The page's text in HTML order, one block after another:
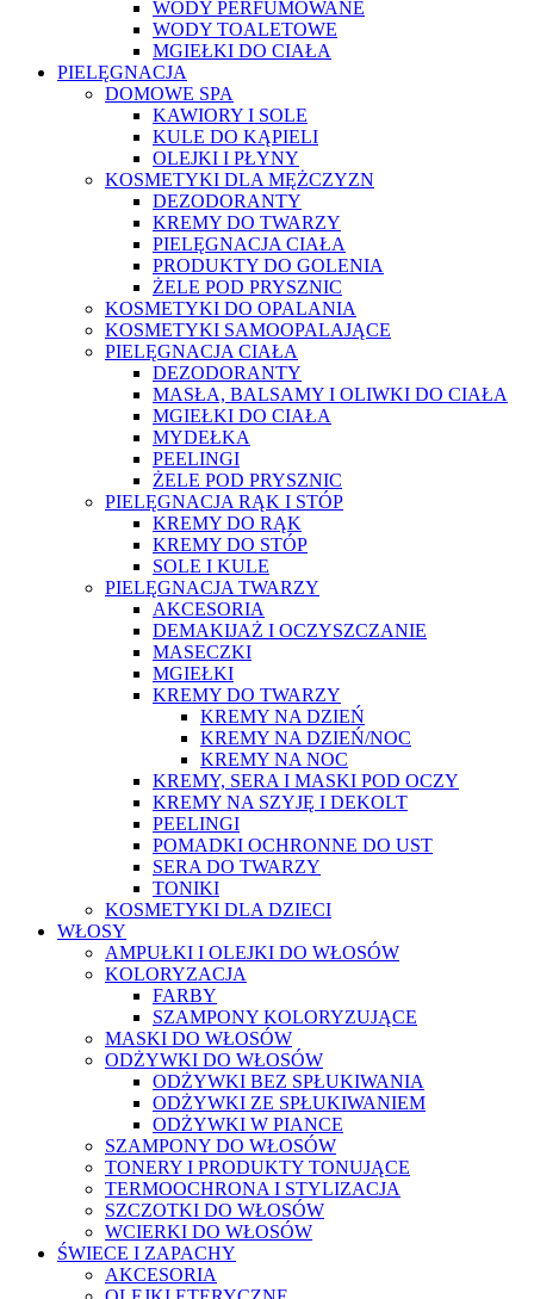
WODY PERFUMOWANE
WODY TOALETOWE
MGIEŁKI DO CIAŁA
PIELĘGNACJA
DOMOWE SPA
KAWIORY I SOLE
KULE DO KĄPIELI
OLEJKI I PŁYNY
KOSMETYKI DLA MĘŻCZYZN
DEZODORANTY
KREMY DO TWARZY
PIELĘGNACJA CIAŁA
PRODUKTY DO GOLENIA
ŻELE POD PRYSZNIC
KOSMETYKI DO OPALANIA
KOSMETYKI SAMOOPALAJĄCE
PIELĘGNACJA CIAŁA
DEZODORANTY
MASŁA, BALSAMY I OLIWKI DO CIAŁA
MGIEŁKI DO CIAŁA
MYDEŁKA
PEELINGI
ŻELE POD PRYSZNIC
PIELĘGNACJA RĄK I STÓP
KREMY DO RĄK
KREMY DO STÓP
SOLE I KULE
PIELĘGNACJA TWARZY
AKCESORIA
DEMAKIJAŻ I OCZYSZCZANIE
MASECZKI
MGIEŁKI
KREMY DO TWARZY
KREMY NA DZIEŃ
KREMY NA DZIEŃ/NOC
KREMY NA NOC
KREMY, SERA I MASKI POD OCZY
KREMY NA SZYJĘ I DEKOLT
PEELINGI
POMADKI OCHRONNE DO UST
SERA DO TWARZY
TONIKI
KOSMETYKI DLA DZIECI
WŁOSY
AMPUŁKI I OLEJKI DO WŁOSÓW
KOLORYZACJA
FARBY
SZAMPONY KOLORYZUJĄCE
MASKI DO WŁOSÓW
ODŻYWKI DO WŁOSÓW
ODŻYWKI BEZ SPŁUKIWANIA
ODŻYWKI ZE SPŁUKIWANIEM
ODŻYWKI W PIANCE
SZAMPONY DO WŁOSÓW
TONERY I PRODUKTY TONUJĄCE
TERMOOCHRONA I STYLIZACJA
SZCZOTKI DO WŁOSÓW
WCIERKI DO WŁOSÓW
ŚWIECE I ZAPACHY
AKCESORIA